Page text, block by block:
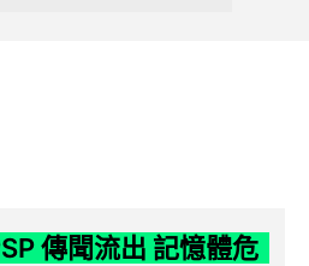
傳聞流出 記憶體危